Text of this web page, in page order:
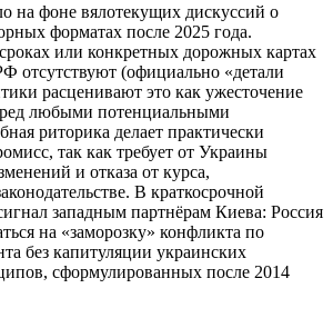
на фоне вялотекущих дискуссий о
форматах после 2025 года.
или конкретных дорожных картах
(официально «детали
расценивают это как ужесточение
любыми потенциальными
риторика делает практически
так как требует от Украины
и отказа от курса,
В краткосрочной
западным партнёрам Киева: Россия
на «заморозку» конфликта по
без капитуляции украинских
сформулированных после 2014